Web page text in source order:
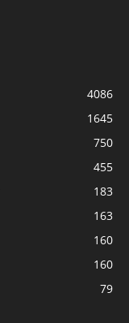
4086
1645
750
455
183
163
160
160
79